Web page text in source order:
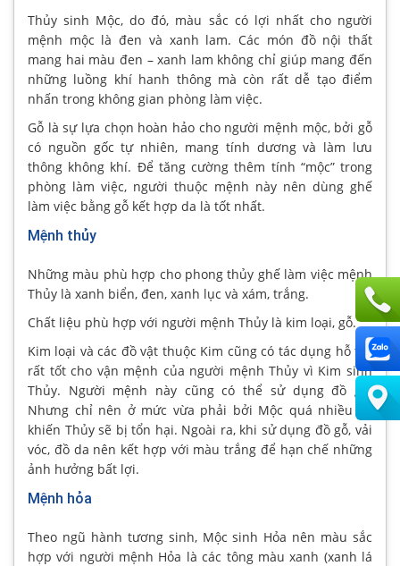
Thủy sinh Mộc, do đó, màu sắc có lợi nhất cho người
mệnh mộc là đen và xanh lam. Các món đồ nội thất
mang hai màu đen – xanh lam không chỉ giúp mang đến
những luồng khí hanh thông mà còn rất dễ tạo điểm
nhấn trong không gian phòng làm việc.
Gỗ là sự lựa chọn hoàn hảo cho người mệnh mộc, bởi gỗ
có nguồn gốc tự nhiên, mang tính dương và làm lưu
thông không khí. Để tăng cường thêm tính “mộc” trong
phòng làm việc, người thuộc mệnh này nên dùng ghế
làm việc bằng gỗ kết hợp da là tốt nhất.
Mệnh thủy
Những màu phù hợp cho phong thủy ghế làm việc mệnh
Thủy là xanh biển, đen, xanh lục và xám, trắng.
Chất liệu phù hợp với người mệnh Thủy là kim loại, gỗ.
Kim loại và các đồ vật thuộc Kim cũng có tác dụng hỗ trợ
rất tốt cho vận mệnh của người mệnh Thủy vì Kim sinh
Thủy. Người mệnh này cũng có thể sử dụng đồ gỗ.
Nhưng chỉ nên ở mức vừa phải bởi Mộc quá nhiều sẽ
khiến Thủy sẽ bị tổn hại. Ngoài ra, khi sử dụng đồ gỗ, vải
vóc, đồ da nên kết hợp với màu trắng để hạn chế những
ảnh hưởng bất lợi.
Mệnh hỏa
Theo ngũ hành tương sinh, Mộc sinh Hỏa nên màu sắc
hợp với người mệnh Hỏa là các tông màu xanh (xanh lá